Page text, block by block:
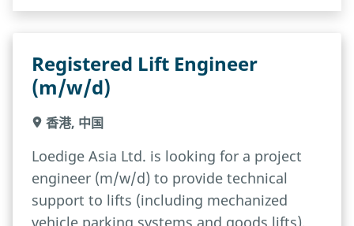
Registered Lift Engineer
(m/w/d)
香港, 中国
Loedige Asia Ltd. is looking for a project
engineer (m/w/d) to provide technical
support to lifts (including mechanized
vehicle parking systems and goods lifts).